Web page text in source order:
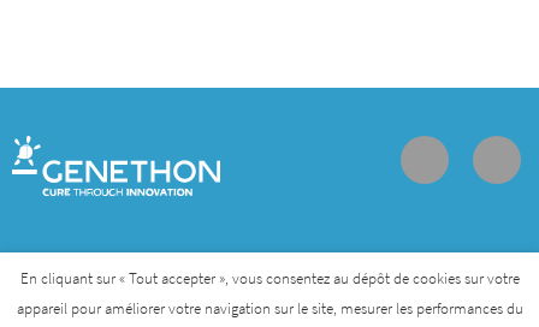
En cliquant sur « Tout accepter », vous consentez au dépôt de cookies sur votre
appareil pour améliorer votre navigation sur le site, mesurer les performances du